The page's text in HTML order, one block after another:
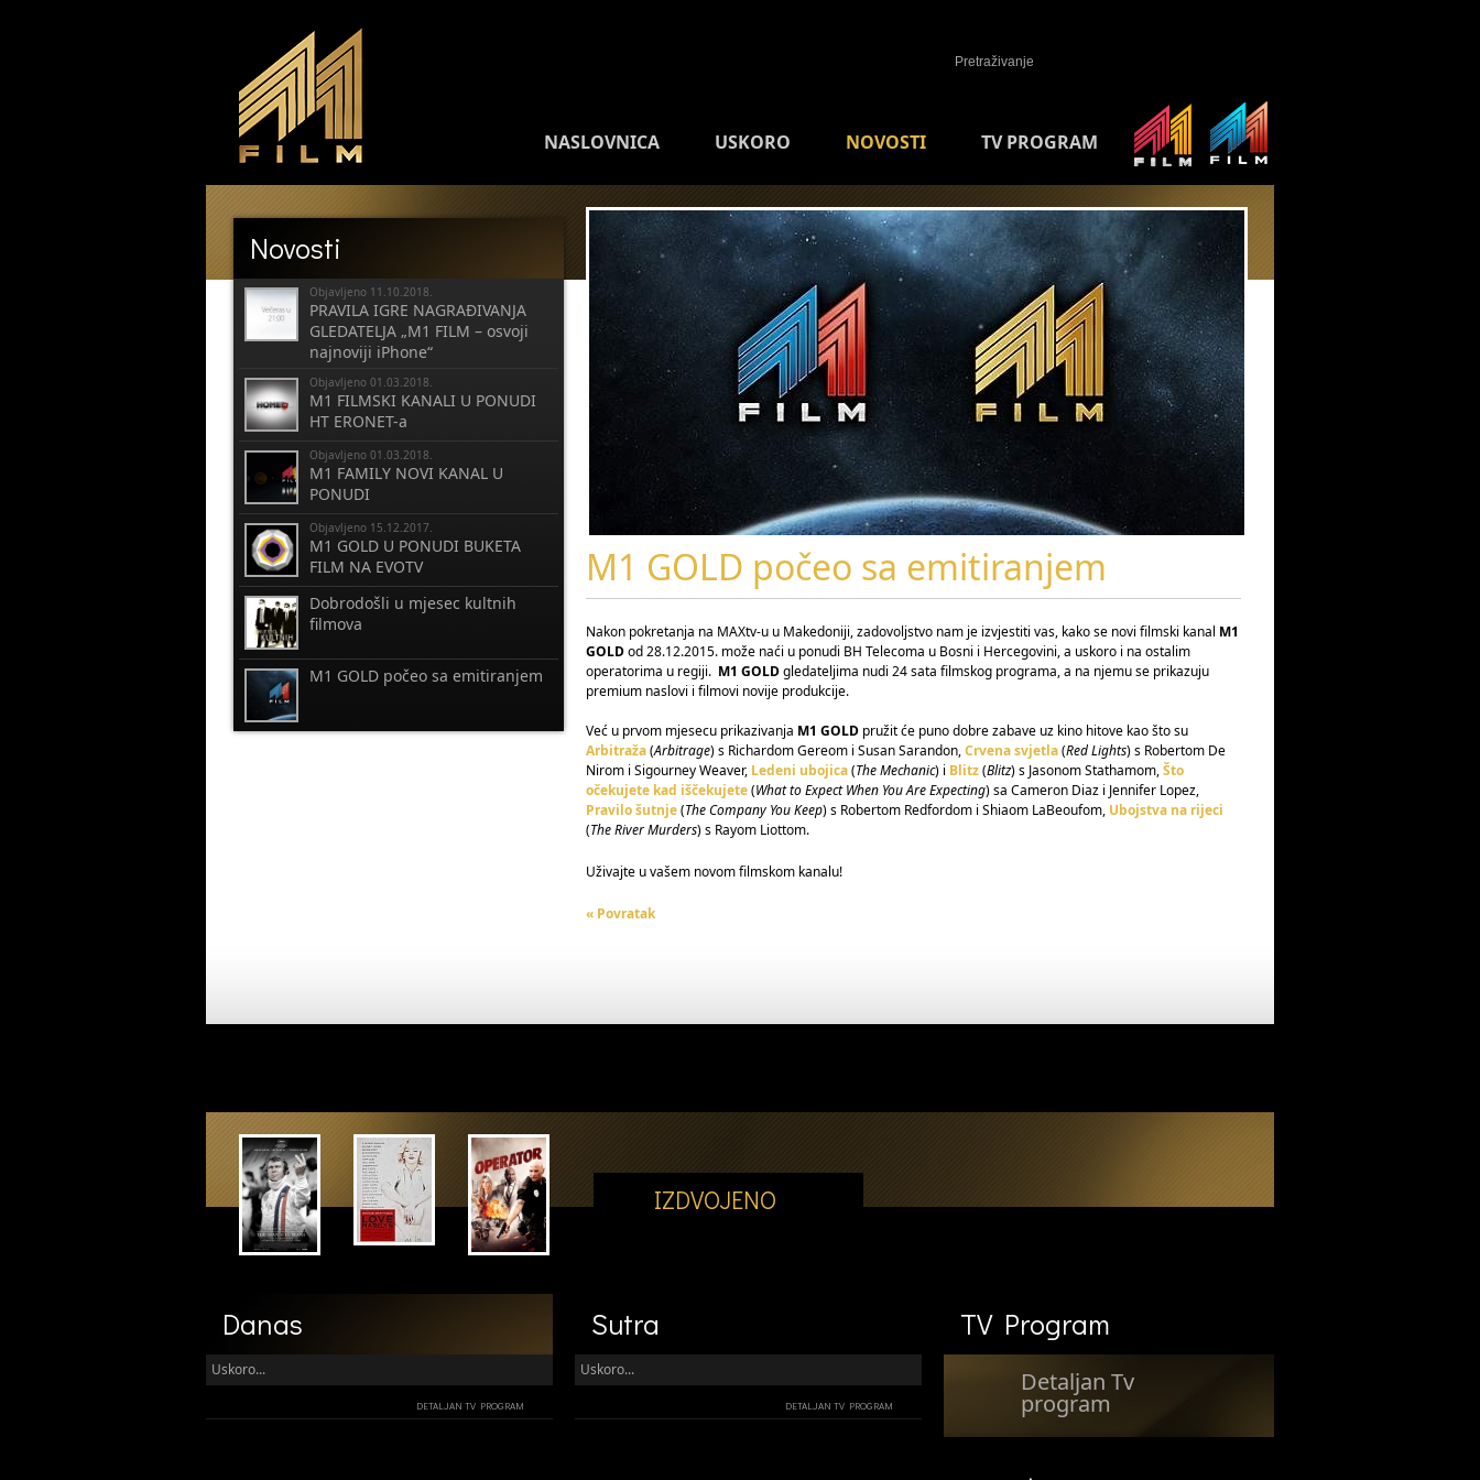
NASLOVNICA USKORO NOVOSTI TV PROGRAM
Novosti
Objavljeno 11.10.2018.
PRAVILA IGRE NAGRAĐIVANJA
GLEDATELJA „M1 FILM – osvoji
najnoviji iPhone“
Objavljeno 01.03.2018.
M1 FILMSKI KANALI U PONUDI
HT ERONET-a
Objavljeno 01.03.2018.
M1 FAMILY NOVI KANAL U
PONUDI
Objavljeno 15.12.2017.
M1 GOLD U PONUDI BUKETA
FILM NA EVOTV
Dobrodošli u mjesec kultnih
filmova
M1 GOLD počeo sa emitiranjem
M1 GOLD počeo sa emitiranjem
Nakon pokretanja na MAXtv-u u Makedoniji, zadovoljstvo nam je izvjestiti vas, kako se novi filmski kanal M1
GOLDod 28.12.2015. može naći u ponudi BH Telecoma u Bosni i Hercegovini, a uskoro i na ostalim
operatorima u regiji. M1 GOLDgledateljima nudi 24 sata filmskog programa, a na njemu se prikazuju
premium naslovi i filmovi novije produkcije.
Već u prvom mjesecu prikazivanja M1 GOLD pružit će puno dobre zabave uz kino hitove kao što su
Arbitraža(Arbitrage) s Richardom Gereom i Susan Sarandon,Crvena svjetla(Red Lights) s Robertom De
Nirom i Sigourney Weaver, Ledeni ubojica(The Mechanic) i Blitz(Blitz) s Jasonom Stathamom,Što
očekujete kad iščekujete(What to Expect When You Are Expecting) sa Cameron Diaz i Jennifer Lopez,
Pravilo šutnje(The Company You Keep) s Robertom Redfordom i Shiaom LaBeoufom, Ubojstva na rijeci
(TheRiver Murders) s Rayom Liottom.
Uživajte u vašem novom filmskom kanalu!
« Povratak
IZDVOJENO
Danas
Uskoro...
DETALJAN TV PROGRAM
Sutra
Uskoro...
DETALJAN TV PROGRAM
TV Program
Detaljan Tv
program